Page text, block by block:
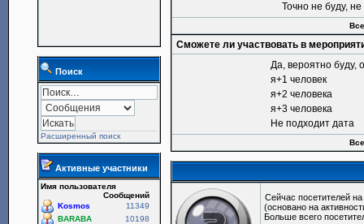
Поиск
Расширенный поиск
Активные участники
Имя пользователя
Сообщений
Kosmos
11349
BARABA
10198
Точно не буду,
Сможете ли участвовать в
Да, вероятно буду,
я+1 человек
я+2 человека
я+3 человека
Не подходит дата
Сейчас посетителей
(основано на
Больше всего